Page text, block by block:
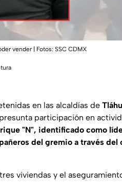
vender | Fotos: SSC CDMX
en las alcaldías de
participación en
"N", identificado como
del gremio a través del
viviendas y el